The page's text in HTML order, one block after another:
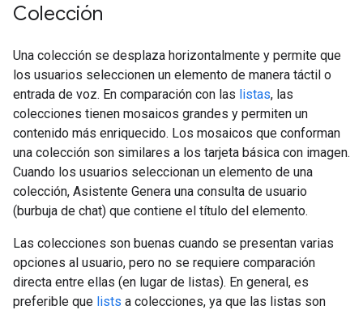
Colección
Una colección se desplaza horizontalmente y permite que
los usuarios seleccionen un elemento de manera táctil o
entrada de voz. En comparación con las listas, las
colecciones tienen mosaicos grandes y permiten un
contenido más enriquecido. Los mosaicos que conforman
una colección son similares a los tarjeta básica con imagen.
Cuando los usuarios seleccionan un elemento de una
colección, Asistente Genera una consulta de usuario
(burbuja de chat) que contiene el título del elemento.
Las colecciones son buenas cuando se presentan varias
opciones al usuario, pero no se requiere comparación
directa entre ellas (en lugar de listas). En general, es
preferible que lists a colecciones, ya que las listas son